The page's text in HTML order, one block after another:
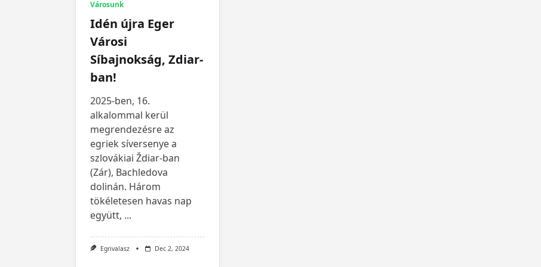
Városunk
Idén újra Eger
Városi
Síbajnokság, Zdiar-
ban!
2025-ben, 16.
alkalommal kerül
megrendezésre az
egriek síversenye a
szlovákiai Ždiar-ban
(Zár), Bachledova
dolinán. Három
tökéletesen havas nap
együtt, ...
Egrivalasz Dec 2, 2024